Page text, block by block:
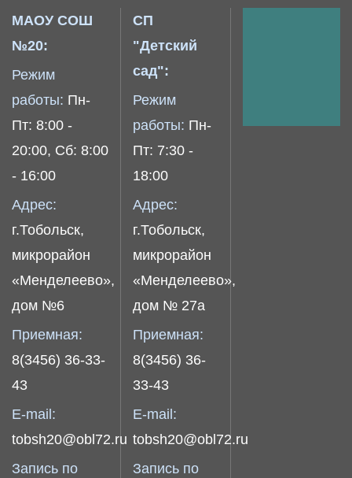
МАОУ СОШ
№20:
Режим
работы: Пн-
Пт: 8:00 -
20:00, Сб: 8:00
- 16:00
Адрес:
г.Тобольск,
микрорайон
«Менделеево»,
дом №6
Приемная:
8(3456) 36-33-
43
E-mail:
tobsh20@obl72.ru
Запись по
СП
"Детский
сад":
Режим
работы: Пн-
Пт: 7:30 -
18:00
Адрес:
г.Тобольск,
микрорайон
«Менделеево»,
дом № 27а
Приемная:
8(3456) 36-
33-43
E-mail:
tobsh20@obl72.ru
Запись по